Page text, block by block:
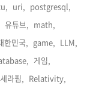
uri, postgresql,
유튜브, math,
한민국, game, LLM,
게임,
라핌, Relativity,